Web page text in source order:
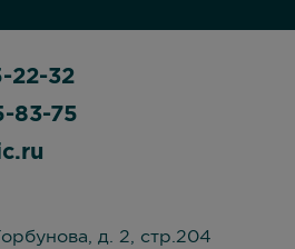
22-32
83-75
д. 2, стр.204